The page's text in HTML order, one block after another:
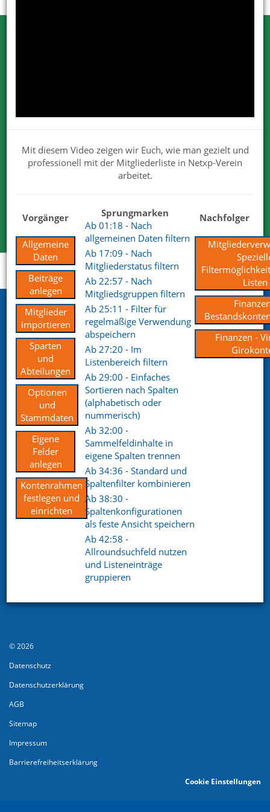
Mit diesem Video zeigen wir Euch, wie man gezielt und
professionell mit der Mitgliederliste in Netxp-Verein
arbeitet.
Vorgänger
Allgemeine
Daten
Beiträge
anlegen
Mitglieder
importieren
Sparten
und
Abteilungen
Optionen
und
Stammdaten
Eigene
Felder
anlegen
Kontenrahmen
festlegen und
einrichten
Sprungmarken
Ab 01:18 - Nach
allgemeinen Daten filtern
Ab 17:09 - Nach
Mitgliederstatus filtern
Ab 22:57 - Nach
Mitgliedsgruppen filtern
Ab 25:11 - Filter für
regelmäßige Verwendung
abspeichern
Ab 27:20 - Im
Listenbereich filtern
Ab 29:00 - Einfaches
Sortieren nach Spalten
(alphabetisch oder
nummerisch)
Ab 32:00 -
Sammelfeldinhalte in
eigene Spalten trennen
Ab 34:36 - Standard und
Spaltenfilter kombinieren
Ab 38:30 -
Spaltenkonfigurationen
als feste Ansicht speichern
Ab 42:58 -
Allroundsuchfeld nutzen
und Listeneinträge
gruppieren
Nachfolger
Listen
Finanzen -
Wir sind von unseren Lösungen überzeugt. Deshalb dürfen
Sie uns gerne und ausgiebig testen.
Für Ihre Tests steht Ihnen der volle Funktionsumfang zur
Verfügung.
Wir haben mit unserem Produkt und Services die
Kostenlose Testversion
Startseite Support Videoportal
Netxp GmbH
Öttinger Straße 11
84307 Eggenfelden
Telefon. +49 (0) 8721 / 50648-89
E-Mail.info@netxp-verein.de
Schnell Links
Vereinsverwaltung
Mitgliederverwaltung
Finanzverwaltung
Kommunikation /
Schriftverkehr
Kontakt
Referenzen
© 2026
Datenschutz
Datenschutzerklärung
AGB
Sitemap
Impressum
Barrierefreiheitserklärung
Cookie Einstellungen